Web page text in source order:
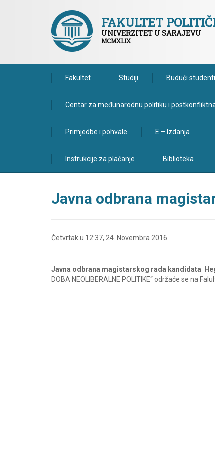
FAKULTET
UNIVERZITET U SARAJEVU
MCMXLIX
Fakultet Studiji Budući studenti
Centar za međunarodnu politiku i
Primjedbe i pohvale E – Izdanja
Instrukcije za plaćanje Biblioteka
Javna odbrana
Četvrtak u 12:37, 24. Novembra 2016.
Javna odbrana magistarskog rada kandidata
DOBA NEOLIBERALNE POLITIKE“ održaće se na